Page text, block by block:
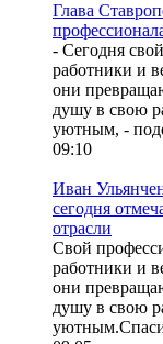
Глава
- Сегодня
работники и
они
душу в свою
уютным, -
09:10
Иван
сегодня
отрасли
Свой
работники и
они
душу в свою